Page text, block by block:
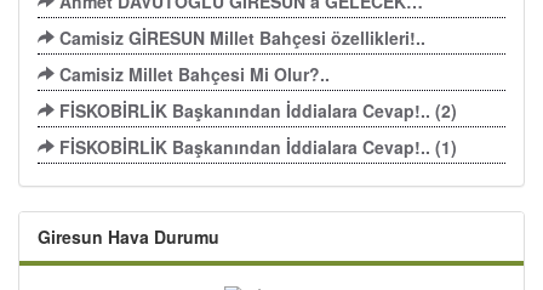
Camisiz GİRESUN Millet Bahçesi özellikleri!..
Camisiz Millet Bahçesi Mi Olur?..
FİSKOBİRLİK Başkanından İddialara Cevap!.. (2)
FİSKOBİRLİK Başkanından İddialara Cevap!.. (1)
Giresun Hava Durumu